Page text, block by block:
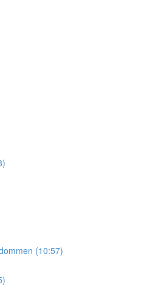
(10:57)